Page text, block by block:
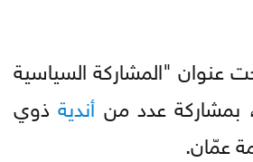
عنوان "المشاركة السياسية
بمشاركة عدد من أنديةذوي
عمّان.